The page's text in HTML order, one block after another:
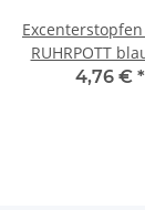
RUHRPOTT
4,76 € *